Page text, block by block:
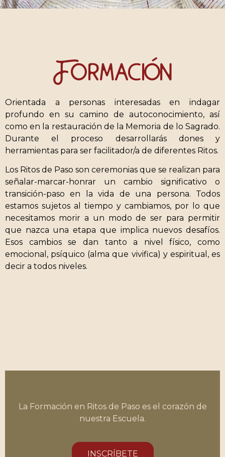
Formación
Orientada a personas interesadas en indagar
profundo en su camino de autoconocimiento, así
como en la restauración de la Memoria de lo Sagrado.
Durante el proceso desarrollarás dones y
herramientas para ser facilitador/a de diferentes Ritos.
Los Ritos de Paso son ceremonias que se realizan para
señalar-marcar-honrar un cambio significativo o
transición-paso en la vida de una persona. Todos
estamos sujetos al tiempo y cambiamos, por lo que
necesitamos morir a un modo de ser para permitir
que nazca una etapa que implica nuevos desafíos.
Esos cambios se dan tanto a nivel físico, como
emocional, psíquico (alma que vivifica) y espiritual, es
decir a todos niveles.
La Formación en Ritos de Paso es el corazón de
nuestra Escuela.
INSCRÍBETE